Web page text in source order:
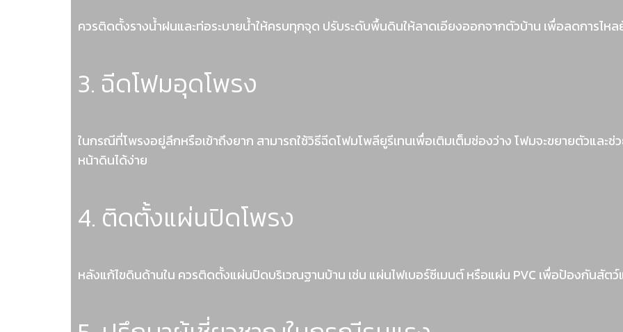
ควรติดตั้งรางน้ำฝนและท่อระบายน้ำให้ครบทุกจุด ปรับระดับพื้นดินให้ลาดเอียงออกจากตัวบ้าน เพื่อลดการไห
3. ฉีดโฟมอุดโพรง
ในกรณีที่โพรงอยู่ลึกหรือเข้าถึงยาก สามารถใช้วิธีฉีดโฟมโพลียูรีเทนเพื่อเติมเต็มช่องว่าง โฟมจะขยายตัวและ
หน้าดินได้ง่าย
4. ติดตั้งแผ่นปิดโพรง
หลังแก้ไขดินด้านใน ควรติดตั้งแผ่นปิดบริเวณฐานบ้าน เช่น แผ่นไฟเบอร์ซีเมนต์ หรือแผ่น PVC เพื่อป้องกันสัตว์